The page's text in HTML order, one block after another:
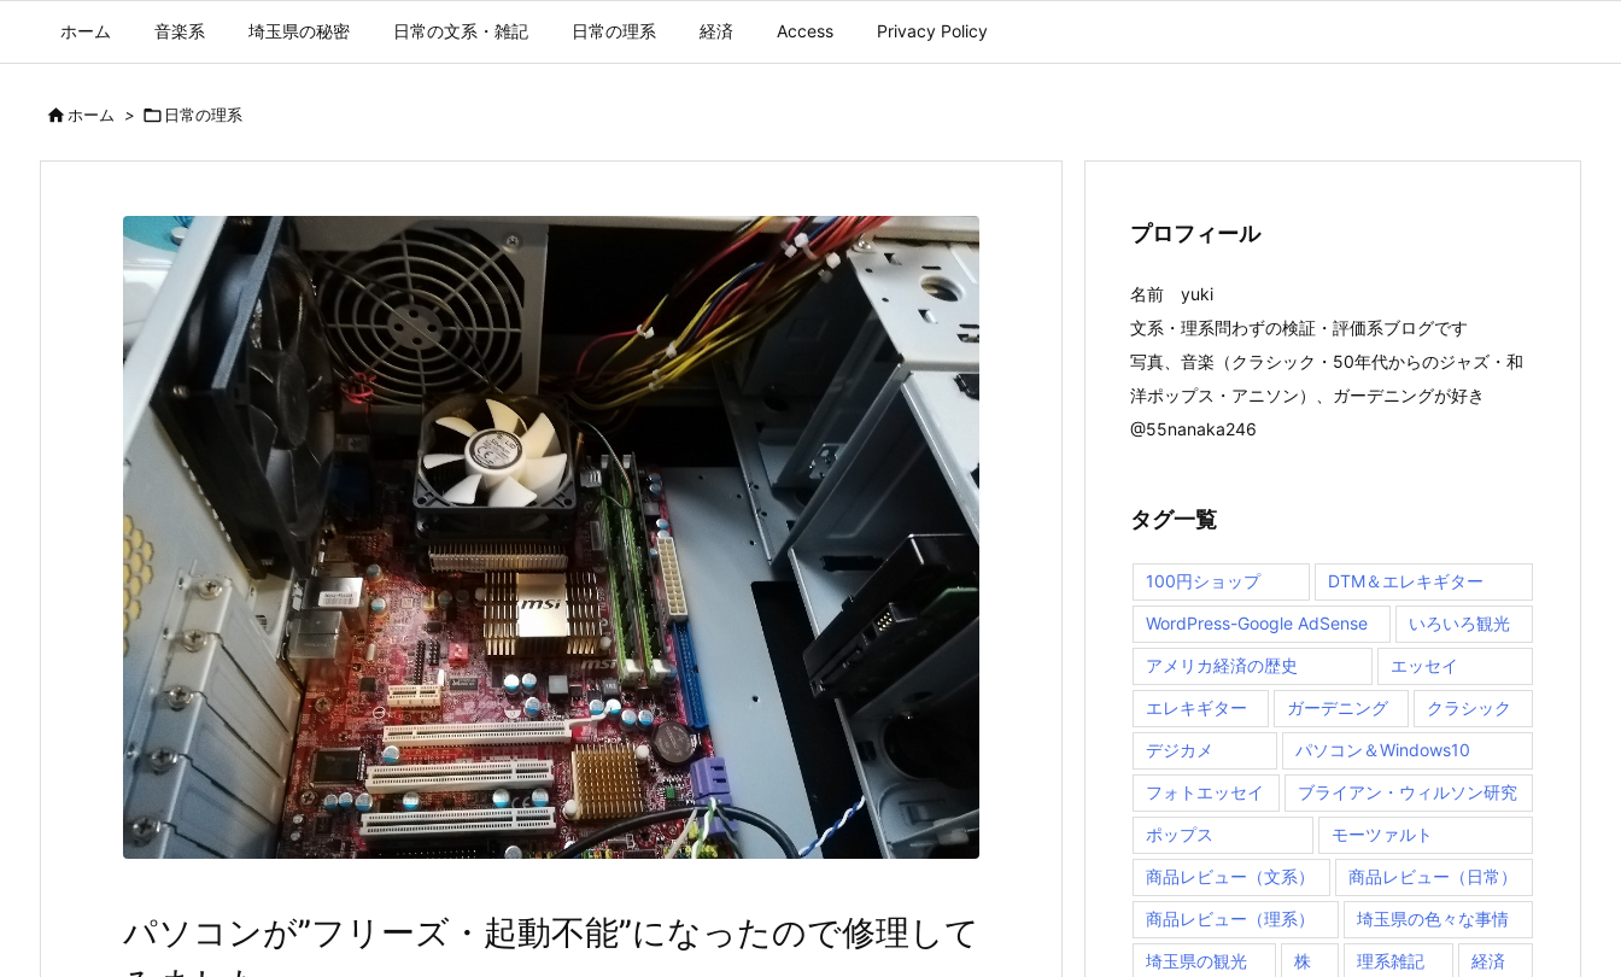
ホーム 音楽系 埼玉県の秘密 日常の文系・雑記 日常の理系 経済 Access Privacy Policy
ホーム >  日常の理系
パソコンが”フリーズ・起動不能”になったので修理して
プロフィール
名前 yuki
文系・理系問わずの検証・評価系ブログです
写真、音楽（クラシック・50年代からのジャズ・和
洋ポップス・アニソン）、ガーデニングが好き
@55nanaka246
タグ一覧
100円ショップ DTM＆エレキギター
WordPress-Google AdSense いろいろ観光
アメリカ経済の歴史 エッセイ
エレキギター ガーデニング クラシック
デジカメ パソコン＆Windows10
フォトエッセイ ブライアン・ウィルソン研究
ポップス モーツァルト
商品レビュー（文系） 商品レビュー（日常）
商品レビュー（理系） 埼玉県の色々な事情
埼玉県の観光 株 理系雑記 経済